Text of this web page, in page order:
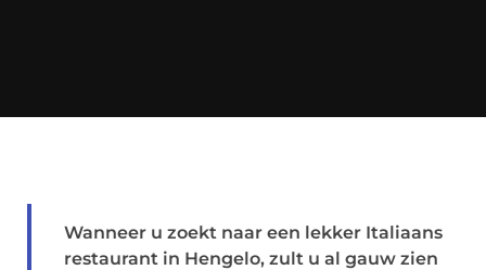
Wanneer u zoekt naar een lekker Italiaans
restaurant in Hengelo, zult u al gauw zien